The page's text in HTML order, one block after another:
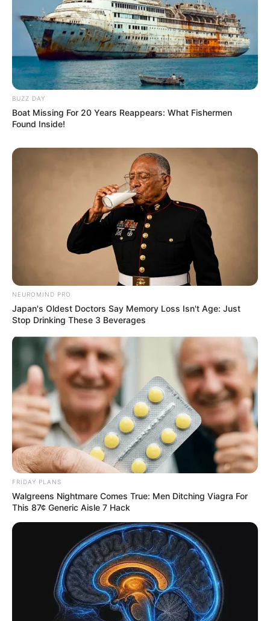
BUZZ DAY
Boat Missing For 20 Years Reappears: What Fishermen
Found Inside!
NEUROMIND PRO
Japan's Oldest Doctors Say Memory Loss Isn't Age: Just
Stop Drinking These 3 Beverages
FRIDAY PLANS
Walgreens Nightmare Comes True: Men Ditching Viagra For
This 87¢ Generic Aisle 7 Hack